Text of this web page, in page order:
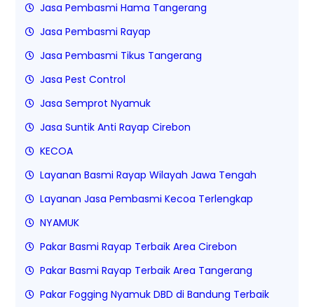
Jasa Pembasmi Hama Tangerang
Jasa Pembasmi Rayap
Jasa Pembasmi Tikus Tangerang
Jasa Pest Control
Jasa Semprot Nyamuk
Jasa Suntik Anti Rayap Cirebon
KECOA
Layanan Basmi Rayap Wilayah Jawa Tengah
Layanan Jasa Pembasmi Kecoa Terlengkap
NYAMUK
Pakar Basmi Rayap Terbaik Area Cirebon
Pakar Basmi Rayap Terbaik Area Tangerang
Pakar Fogging Nyamuk DBD di Bandung Terbaik